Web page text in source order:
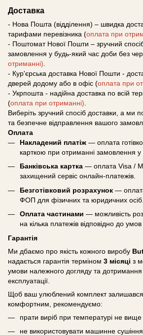
Доставка
- Нова Пошта (відділення) – швидка
тарифами перевізника (оплата при
- Поштомат Нової Пошти – зручний
замовлення у будь-який час доби без
отриманні)
- Кур'єрська доставка Нової Пошти -
дверей додому або в офіс (оплата при
- Укрпошта - надійна доставка по всій
(оплата при отриманні)
Виберіть зручний спосіб доставки, а ми
та безпечне відправлення вашого
Оплата
Накладений платіж — оплата
карткою при отриманні замовлення у
Банківська картка — оплата Visa /
захищений сервіс онлайн-платежів.
Безготівковий розрахунок —
ФОП для фізичних та юридичних осіб.
Оплата частинами — можливість
на кілька платежів відповідно до
Гарантія
Ми дбаємо про якість кожного виробу
надається гарантія терміном 3 місяці з
умови належного догляду та
експлуатації.
Щоб ваш улюблений комплект залишався
комфортним, рекомендуємо:
прати виріб при температурі не вище
не використовувати машинне